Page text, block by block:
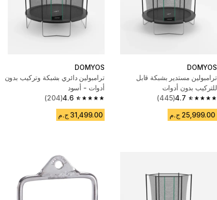
DOMYOS
ترامبولين مستدير بشبكة قابل
للتركيب بدون أدوات
4.7
4.7 out of 5 stars from 445 reviews
(445)
25,999.00 ج.م
DOMYOS
ترامبولين دائري بشبكة وتركيب بدون
أدوات - أسود
4.6
4.6 out of 5 stars from 204 reviews
(204)
31,499.00 ج.م